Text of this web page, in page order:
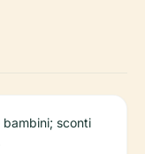
bambini; sconti